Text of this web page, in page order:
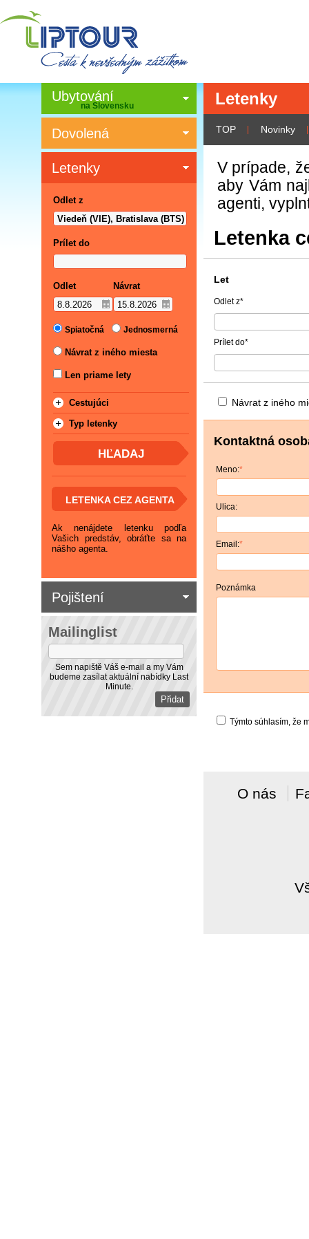
Letenky
TOP Novinky
V prípade,
aby Vám
agenti,
Letenka
Let
Odlet z*
Prílet do*
Návrat z iného
Kontaktná
Meno:*
Ulica:
Email:*
Poznámka
Týmto súhlasím, že
O nás
Ubytování
na Slovensku
Dovolená
Mailinglist
Sem napiště Váš e-mail a my Vám
budeme zasílat aktuální nabídky Last
Minute.
Letenky
Odlet z
Prílet do
Odlet Návrat
Spiatočná Jednosmerná
Návrat z iného miesta
Len priame lety
Cestujúci
Typ letenky
LETENKA CEZ AGENTA
Ak nenájdete letenku podľa
Vašich predstáv, obráťte sa na
nášho agenta.
Pojištení